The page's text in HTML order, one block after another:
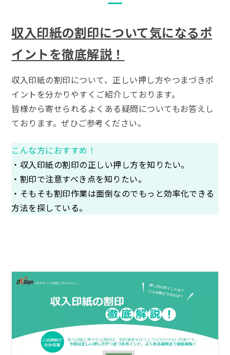
収入印紙の割印について気になるポ
イントを徹底解説！
収入印紙の割印について、正しい押し方やつまづきポ
イントを分かりやすくご紹介しております。
皆様から寄せられるよくある疑問についてもお答えし
ております。ぜひご参考ください。
こんな方におすすめ！
・収入印紙の割印の正しい押し方を知りたい。
・割印で注意すべき点を知りたい。
・そもそも割印作業は面倒なのでもっと効率化できる
方法を探している。